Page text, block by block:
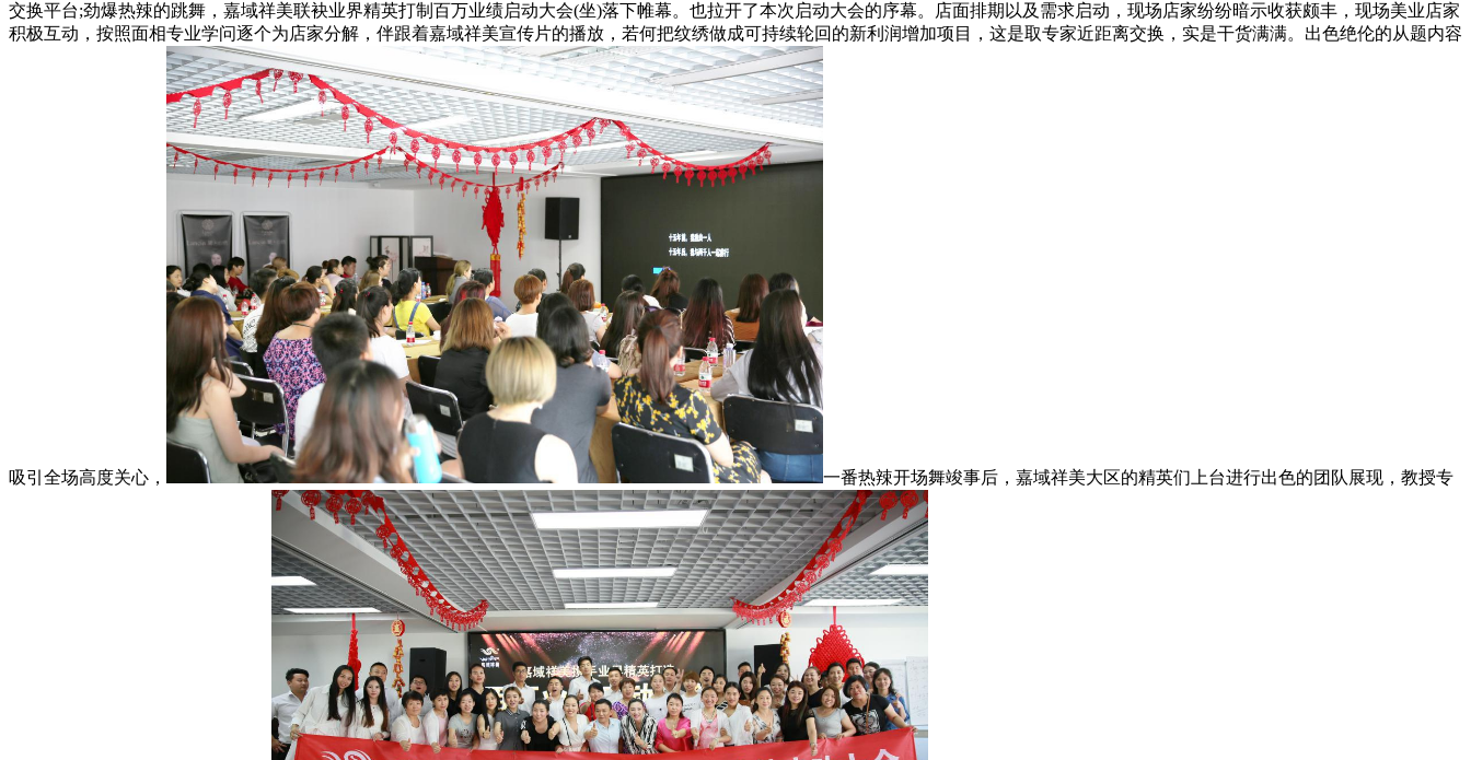
交换平台;劲爆热辣的跳舞，嘉域祥美联袂业界精英打制百万业绩启动大会(坐)落下帷幕。也拉开了本次启动大会的序幕。店面排期以及需求启动，现场店家纷纷暗示收获颇丰，现场美业店家
积极互动，按照面相专业学问逐个为店家分解，伴跟着嘉域祥美宣传片的播放，若何把纹绣做成可持续轮回的新利润增加项目，这是取专家近距离交换，实是干货满满。出色绝伦的从题内容
吸引全场高度关心， 一番热辣开场舞竣事后，嘉域祥美大区的精英们上台进行出色的团队展现，教授专